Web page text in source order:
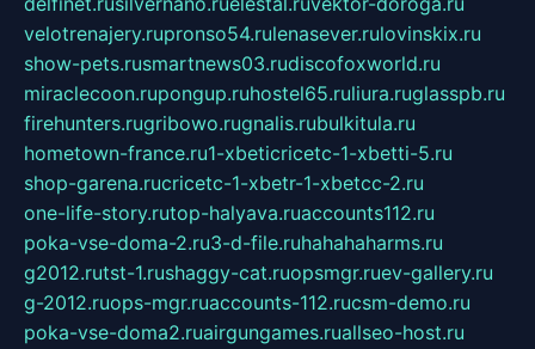
velotrenajery.rupronso54.rulenasever.rulovinskix.ru
show-pets.rusmartnews03.rudiscofoxworld.ru
miraclecoon.rupongup.ruhostel65.ruliura.ruglasspb.ru
firehunters.rugribowo.rugnalis.rubulkitula.ru
hometown-france.ru1-xbeticricetc-1-xbetti-5.ru
shop-garena.rucricetc-1-xbetr-1-xbetcc-2.ru
one-life-story.rutop-halyava.ruaccounts112.ru
poka-vse-doma-2.ru3-d-file.ruhahahaharms.ru
g2012.rutst-1.rushaggy-cat.ruopsmgr.ruev-gallery.ru
g-2012.ruops-mgr.ruaccounts-112.rucsm-demo.ru
poka-vse-doma2.ruairgungames.ruallseo-host.ru